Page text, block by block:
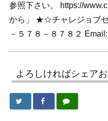
参照下さい。 https://
から」 ★☆チャレジョブ
－５７８－８７８２
よろしければシェア